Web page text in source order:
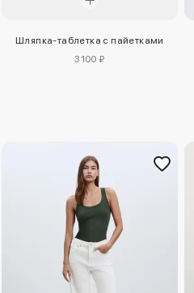
Шляпка-таблетка с пайетками
3100 ₽